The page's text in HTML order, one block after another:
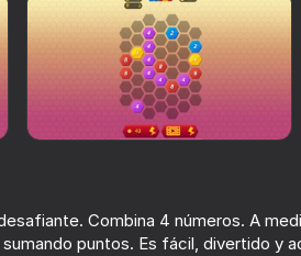
Combina 4 números. A
puntos. Es fácil, divertido y